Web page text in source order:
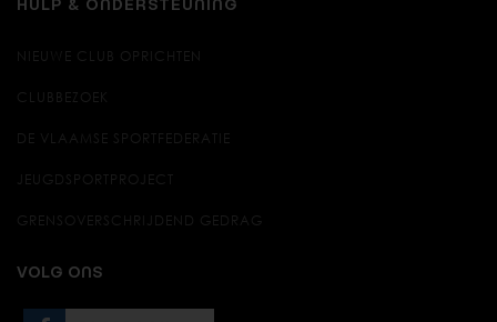
HULP & ONDERSTEUNING
NIEUWE CLUB OPRICHTEN
CLUBBEZOEK
DE VLAAMSE SPORTFEDERATIE
JEUGDSPORTPROJECT
GRENSOVERSCHRIJDEND GEDRAG
VOLG ONS